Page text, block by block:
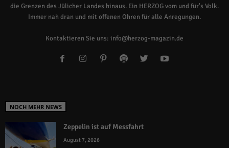
die Grenzen des Jülicher Landes hinaus. Ein HERZOG vom und für's Volk.
Immer nah dran und mit offenen Ohren für alle Anregungen.
Kontaktieren Sie uns: info@herzog-magazin.de
NOCH MEHR NEWS
Zeppelin ist auf Messfahrt
August 7, 2026